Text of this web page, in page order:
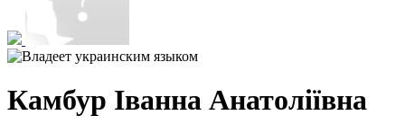
Камбур Іванна Анатоліївна